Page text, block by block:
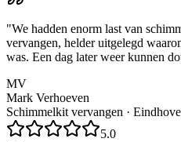
"We hadden enorm last van
vervangen, helder uitgelegd
was. Een dag later weer kunnen
MV
Mark Verhoeven
Schimmelkit vervangen ·
5.0